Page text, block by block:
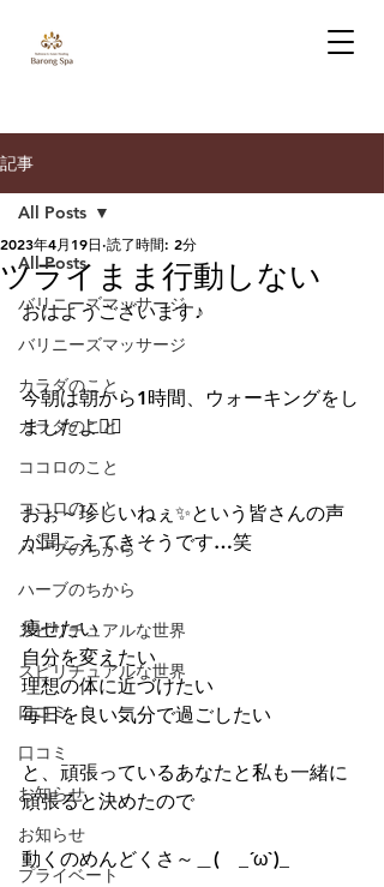
記事
All Posts
バリニーズマッサージ
バリニーズマッサージ
カラダのこと
カラダのこと
ココロのこと
ココロのこと
ハーブのちから
ハーブのちから
スピリチュアルな世界
スピリチュアルな世界
口コミ
口コミ
お知らせ
お知らせ
プライベート
All Posts
ツライまま行動しない
2023年4月19日 読了時間: 2分
おはようございます♪
今朝は朝から1時間、ウォーキングをし
ましたよ🏃‍♀️
おぉ～珍しいねぇ✨という皆さんの声
が聞こえてきそうです…笑
痩せたい
自分を変えたい
理想の体に近づけたい
毎日を良い気分で過ごしたい
と、頑張っているあなたと私も一緒に
頑張ると決めたので
動くのめんどくさ～＿(　_´ω`)_